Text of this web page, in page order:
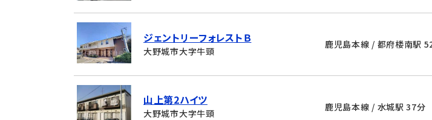
ジェントリーフォレストＢ
大野城市大字牛頸
鹿児島本線 / 都府楼南駅
山上第2ハイツ
大野城市大字牛頸
鹿児島本線 / 水城駅 37分